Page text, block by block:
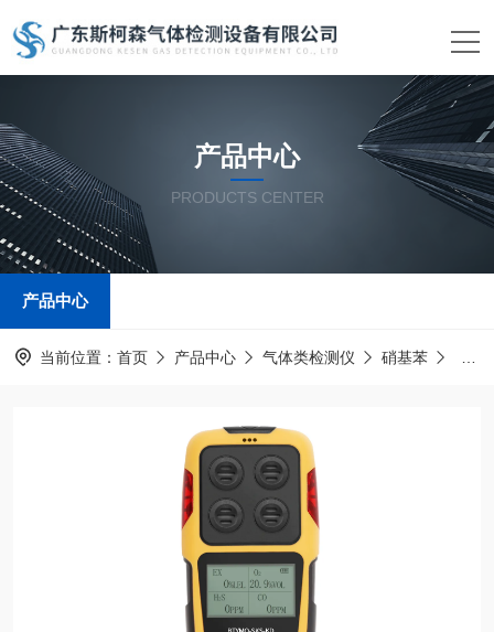
产品中心
PRODUCTS CENTER
产品中心
当前位置： 首页 产品中心 气体类检测仪 硝基苯